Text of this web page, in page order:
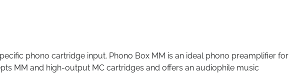
phono cartridge input. Phono Box MM is an ideal phono preamplifier for
MM and high-output MC cartridges and offers an audiophile music